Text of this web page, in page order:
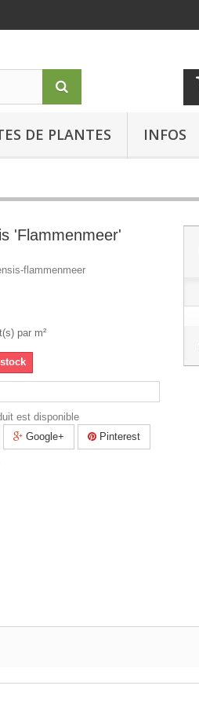
DE PLANTES INFOS
'Flammenmeer'
flammenmeer
par m²
est disponible
Google+ Pinterest